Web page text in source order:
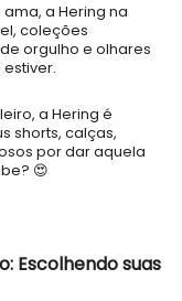
a Hering na
coleções
orgulho e olhares
a Hering é
shorts, calças,
por dar aquela
😍
Escolhendo suas